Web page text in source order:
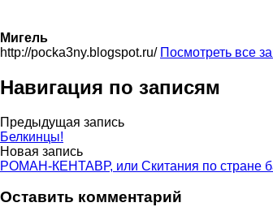
Мигель
http://pocka3ny.blogspot.ru/ Посмотреть все
Навигация по записям
Предыдущая запись
Белкинцы!
Новая запись
РОМАН-КЕНТАВР, или Скитания по стране
Оставить комментарий